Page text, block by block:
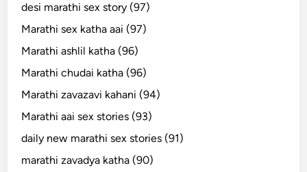
desi marathi sex story (97)
Marathi sex katha aai (97)
Marathi ashlil katha (96)
Marathi chudai katha (96)
Marathi zavazavi kahani (94)
Marathi aai sex stories (93)
daily new marathi sex stories (91)
marathi zavadya katha (90)